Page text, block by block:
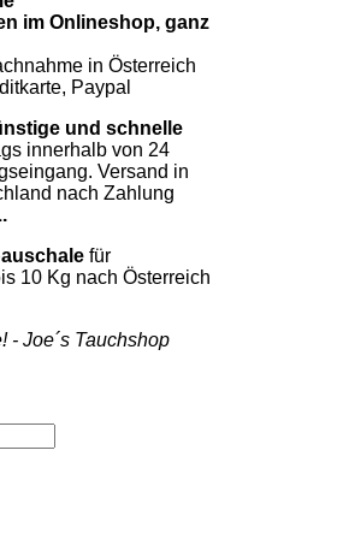
im Onlineshop, ganz
in Österreich
Paypal
und schnelle
innerhalb von 24
Versand in
nach Zahlung
für
10 Kg nach Österreich
- Joe´s Tauchshop